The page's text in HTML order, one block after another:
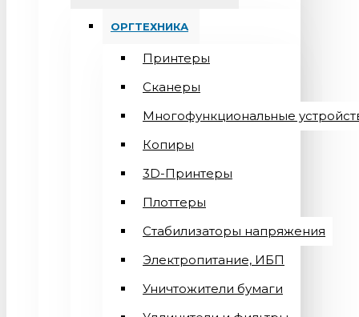
ОРГТЕХНИКА
Принтеры
Сканеры
Многофункциональные
Копиры
3D-Принтеры
Плоттеры
Стабилизаторы напряжения
Электропитание, ИБП
Уничтожители бумаги